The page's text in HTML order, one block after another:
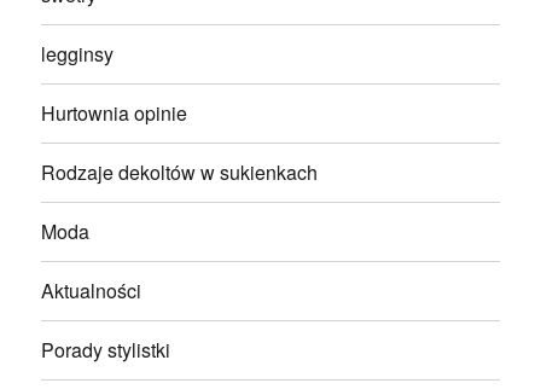
legginsy
Hurtownia opinie
Rodzaje dekoltów w sukienkach
Moda
Aktualności
Porady stylistki